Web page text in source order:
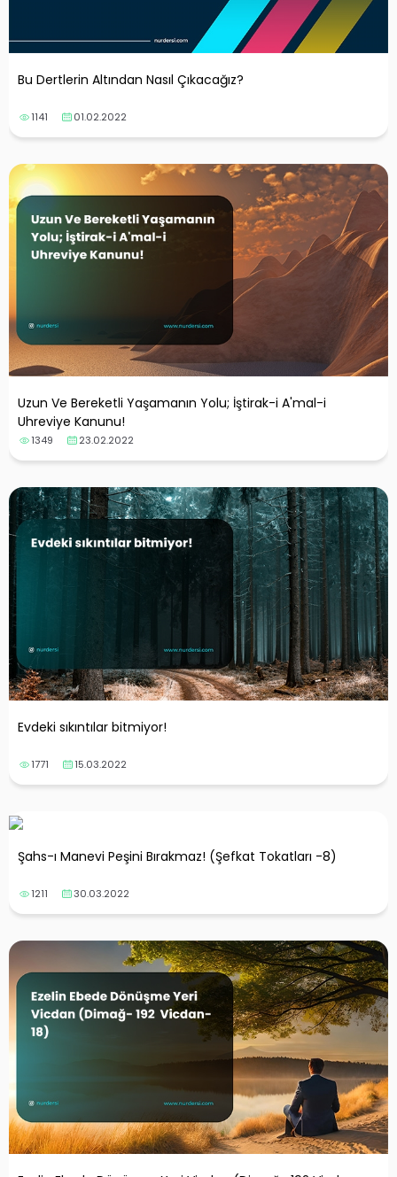
Bu Dertlerin Altından Nasıl Çıkacağız?
1141 01.02.2022
Uzun Ve Bereketli Yaşamanın Yolu; İştirak-i A'mal-i
Uhreviye Kanunu!
1349 23.02.2022
Evdeki sıkıntılar bitmiyor!
1771 15.03.2022
Şahs-ı Manevi Peşini Bırakmaz! (Şefkat Tokatları -8)
1211 30.03.2022